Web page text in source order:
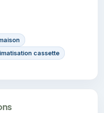
cassette